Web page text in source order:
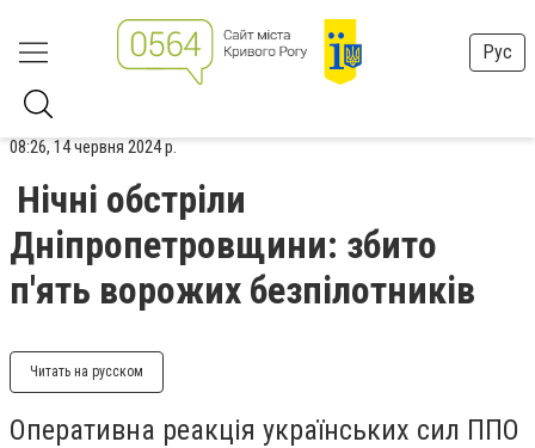
Рус
08:26, 14 червня 2024 р.
Нічні обстріли
Дніпропетровщини: збито
п'ять ворожих безпілотників
Читать на русском
Оперативна реакція українських сил ППО